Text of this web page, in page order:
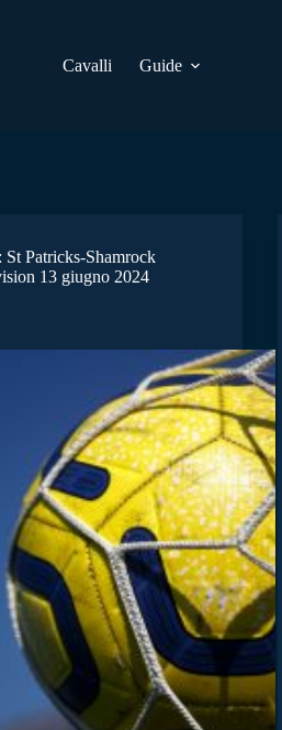
Cavalli Guide
Patricks-Shamrock
13 giugno 2024